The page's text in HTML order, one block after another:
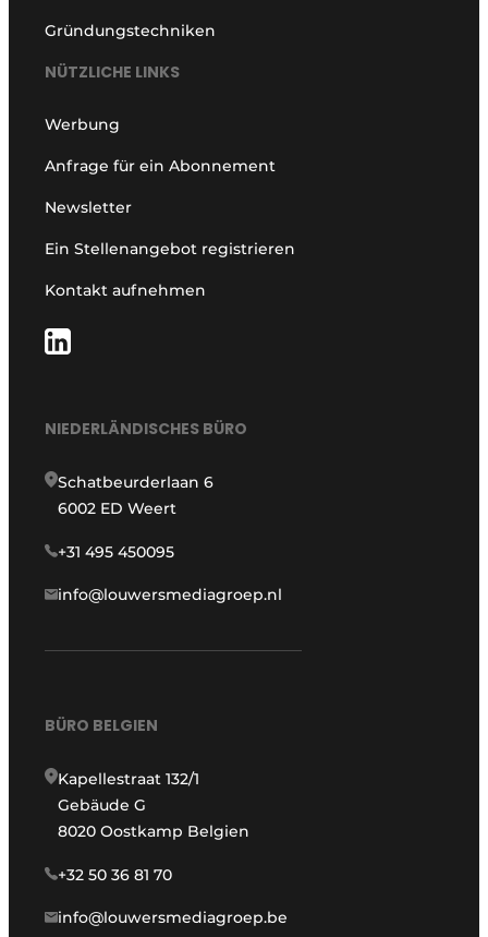
Gründungstechniken
NÜTZLICHE LINKS
Werbung
Anfrage für ein Abonnement
Newsletter
Ein Stellenangebot registrieren
Kontakt aufnehmen
NIEDERLÄNDISCHES BÜRO
Schatbeurderlaan 6
6002 ED Weert
+31 495 450095
info@louwersmediagroep.nl
BÜRO BELGIEN
Kapellestraat 132/1
Gebäude G
8020 Oostkamp Belgien
+32 50 36 81 70
info@louwersmediagroep.be